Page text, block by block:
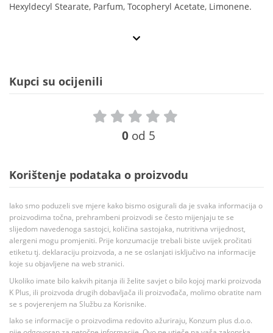
Hexyldecyl Stearate, Parfum, Tocopheryl Acetate, Limonene.
Kupci su ocijenili
0 od 5
Korištenje podataka o proizvodu
Iako smo poduzeli sve mjere kako bismo osigurali da je svaka informacija o
proizvodima točna, prehrambeni proizvodi se često mijenjaju te se
slijedom navedenoga sastojci, količina sastojaka, nutritivna vrijednost,
alergeni mogu promjeniti. Prije konzumacije trebali biste uvijek pročitati
etiketu tj. deklaraciju proizvoda, a ne se oslanjati isključivo na informacije
koje su objavljene na web stranici.
Ukoliko imate bilo kakvih pitanja ili želite savjet o bilo kojoj marki proizvoda
K Plus, ili proizvoda drugih dobavljača ili proizvođača, molimo obratite nam
se s povjerenjem na Službu za Korisnike.
Iako se informacije o proizvodima redovito ažuriraju, Konzum plus d.o.o.